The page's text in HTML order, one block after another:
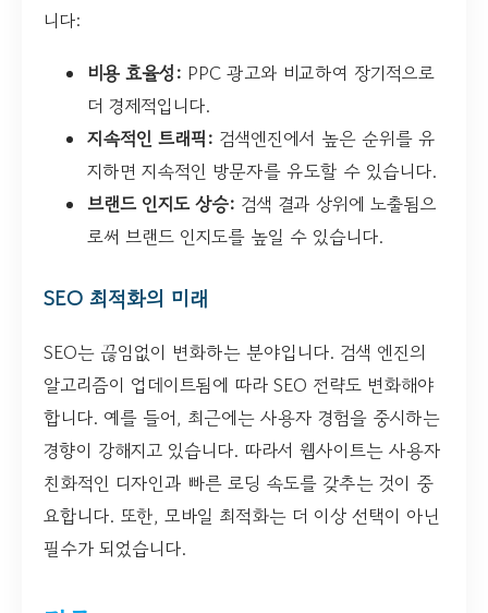
니다:
비용 효율성: PPC 광고와 비교하여 장기적으로
더 경제적입니다.
지속적인 트래픽: 검색엔진에서 높은 순위를 유
지하면 지속적인 방문자를 유도할 수 있습니다.
브랜드 인지도 상승: 검색 결과 상위에 노출됨으
로써 브랜드 인지도를 높일 수 있습니다.
SEO 최적화의 미래
SEO는 끊임없이 변화하는 분야입니다. 검색 엔진의
알고리즘이 업데이트됨에 따라 SEO 전략도 변화해야
합니다. 예를 들어, 최근에는 사용자 경험을 중시하는
경향이 강해지고 있습니다. 따라서 웹사이트는 사용자
친화적인 디자인과 빠른 로딩 속도를 갖추는 것이 중
요합니다. 또한, 모바일 최적화는 더 이상 선택이 아닌
필수가 되었습니다.